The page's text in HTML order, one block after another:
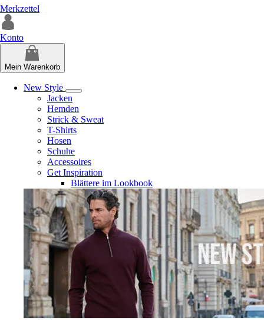
Merkzettel
Konto
Mein Warenkorb
New Style
Jacken
Hemden
Strick & Sweat
T-Shirts
Hosen
Schuhe
Accessoires
Get Inspiration
Blättere im Lookbook